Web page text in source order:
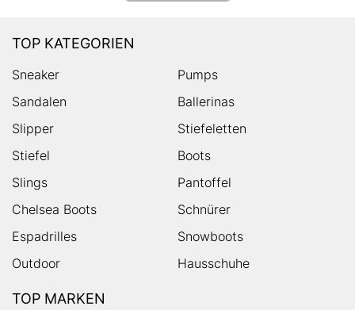
TOP KATEGORIEN
Sneaker
Pumps
Sandalen
Ballerinas
Slipper
Stiefeletten
Stiefel
Boots
Slings
Pantoffel
Chelsea Boots
Schnürer
Espadrilles
Snowboots
Outdoor
Hausschuhe
TOP MARKEN